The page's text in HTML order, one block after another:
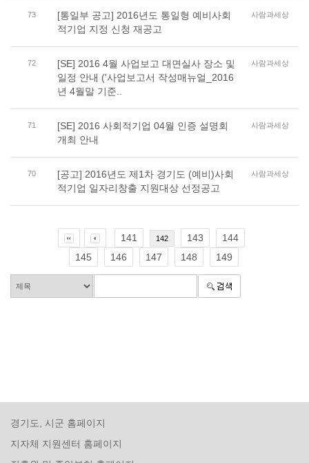
73
[통일부 공고] 2016년도 통일형 예비사회
적기업 지정 신청 재공고
사람과세상
72
[SE] 2016 4월 사업보고 대면실사 장소 및
일정 안내 ('사업보고서 작성매뉴얼_2016
년 4월말 기준..
사람과세상
71
[SE] 2016 사회적기업 04월 인증 설명회
개최 안내
사람과세상
70
[공고] 2016년도 제1차 경기도 (예비)사회
적기업 일자리창출 지원대상 선정공고
사람과세상
141 142 143
144
145
146 147 148 149
경기도, 시군 홈페이지
지자체 지원센터 홈페이지